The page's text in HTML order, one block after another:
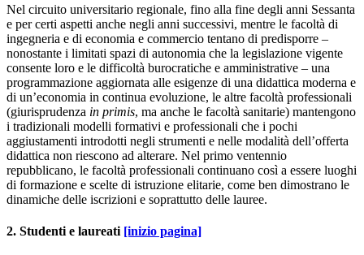
Nel circuito universitario regionale, fino alla fine degli anni Sessanta
e per certi aspetti anche negli anni successivi, mentre le facoltà di
ingegneria e di economia e commercio tentano di predisporre –
nonostante i limitati spazi di autonomia che la legislazione vigente
consente loro e le difficoltà burocratiche e amministrative – una
programmazione aggiornata alle esigenze di una didattica moderna e
di un’economia in continua evoluzione, le altre facoltà professionali
(giurisprudenza in primis, ma anche le facoltà sanitarie) mantengono
i tradizionali modelli formativi e professionali che i pochi
aggiustamenti introdotti negli strumenti e nelle modalità dell’offerta
didattica non riescono ad alterare. Nel primo ventennio
repubblicano, le facoltà professionali continuano così a essere luoghi
di formazione e scelte di istruzione elitarie, come ben dimostrano le
dinamiche delle iscrizioni e soprattutto delle lauree.
2. Studenti e laureati [inizio pagina]